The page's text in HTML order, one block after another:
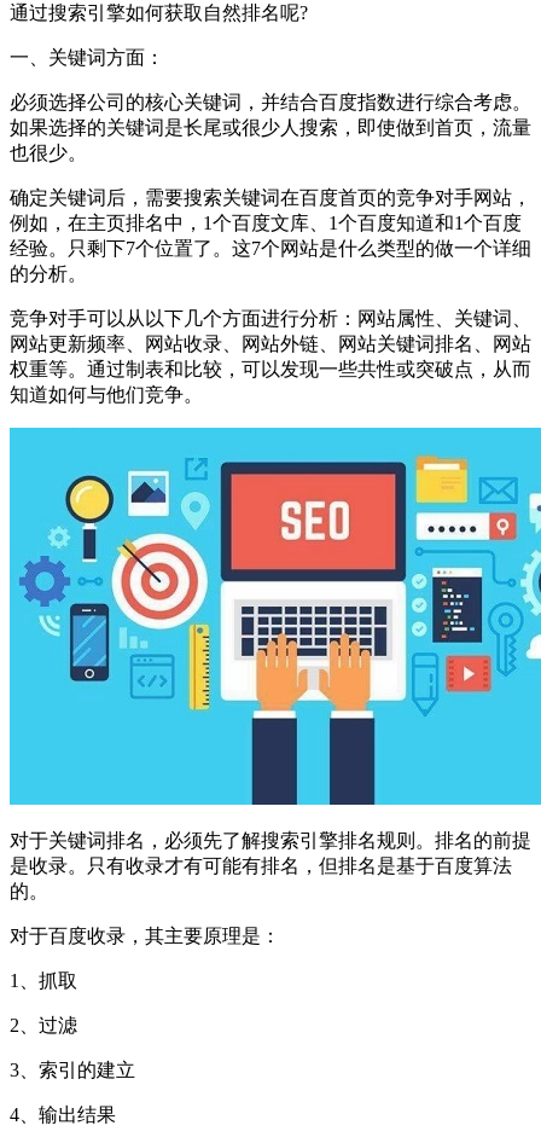
通过搜索引擎如何获取自然排名呢?
一、关键词方面：
必须选择公司的核心关键词，并结合百度指数进行综合考虑。
如果选择的关键词是长尾或很少人搜索，即使做到首页，流量
也很少。
确定关键词后，需要搜索关键词在百度首页的竞争对手网站，
例如，在主页排名中，1个百度文库、1个百度知道和1个百度
经验。只剩下7个位置了。这7个网站是什么类型的做一个详细
的分析。
竞争对手可以从以下几个方面进行分析：网站属性、关键词、
网站更新频率、网站收录、网站外链、网站关键词排名、网站
权重等。通过制表和比较，可以发现一些共性或突破点，从而
知道如何与他们竞争。
对于关键词排名，必须先了解搜索引擎排名规则。排名的前提
是收录。只有收录才有可能有排名，但排名是基于百度算法
的。
对于百度收录，其主要原理是：
1、抓取
2、过滤
3、索引的建立
4、输出结果